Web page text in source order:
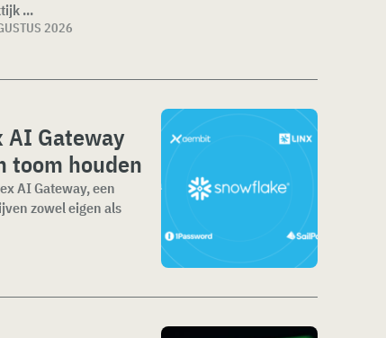
...
2026
AI Gateway
toom houden
AI Gateway, een
zowel eigen als